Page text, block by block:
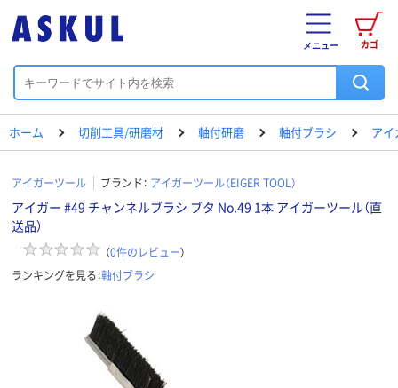
カゴ
メニュー
ホーム 切削工具/研磨材 軸付研磨 軸付ブラシ ア
アイガーツール ブランド： アイガーツール（EIGER TOOL）
アイガー #49 チャンネルブラシ ブタ No.49 1本 アイガーツール（直
送品）
（0件のレビュー）
ランキングを見る：軸付ブラシ